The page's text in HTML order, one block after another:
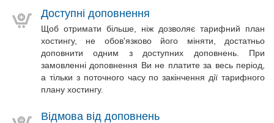
Доступні доповнення
Щоб отримати більше, ніж дозволяє тарифний план
хостингу, не обов'язково його міняти, достатньо
доповнити одним з доступних доповнень. При
замовленні доповнення Ви не платите за весь період,
а тільки з поточного часу по закінчення дії тарифного
плану хостингу.
Відмова від доповнень